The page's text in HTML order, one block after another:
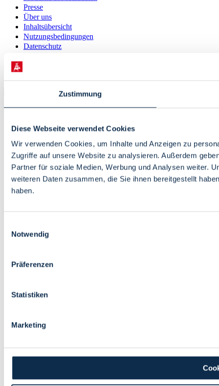
Zustimmung
Diese Webseite verwendet Cookies
Wir verwenden Cookies, um Inhalte und Anzeigen zu
Zugriffe auf unsere Website zu analysieren. Außerdem
Partner für soziale Medien, Werbung und Analysen weiter.
weiteren Daten zusammen, die Sie ihnen bereitgestellt
haben.
Notwendig
Präferenzen
Statistiken
Marketing
Presse
Über uns
Inhaltsübersicht
Nutzungsbedingungen
Datenschutz
© 2026 · Bremen Online - eine Abteilung der WFB
Wirtschaftsförderung Bremen GmbH